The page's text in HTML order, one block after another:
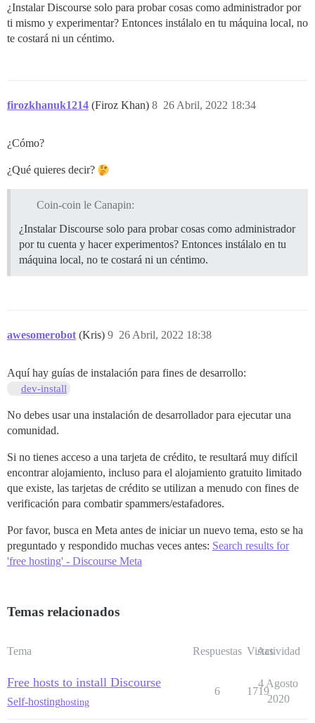
¿Instalar Discourse solo para probar cosas como administrador por
ti mismo y experimentar? Entonces instálalo en tu máquina local, no
te costará ni un céntimo.
firozkhanuk1214 (Firoz Khan) 26 Abril, 2022 18:34
8
¿Cómo?
¿Qué quieres decir?
Coin-coin le Canapin:
¿Instalar Discourse solo para probar cosas como administrador
por tu cuenta y hacer experimentos? Entonces instálalo en tu
máquina local, no te costará ni un céntimo.
awesomerobot (Kris) 26 Abril, 2022 18:38
9
Aquí hay guías de instalación para fines de desarrollo:
dev-install
No debes usar una instalación de desarrollador para ejecutar una
comunidad.
Si no tienes acceso a una tarjeta de crédito, te resultará muy difícil
encontrar alojamiento, incluso para el alojamiento gratuito limitado
que existe, las tarjetas de crédito se utilizan a menudo con fines de
verificación para combatir spammers/estafadores.
Por favor, busca en Meta antes de iniciar un nuevo tema, esto se ha
preguntado y respondido muchas veces antes: Search results for
'free hosting' - Discourse Meta
Temas relacionados
Tema Respuestas Vistas
Actividad
Free hosts to install Discourse
Self-hostinghosting
6 1719
4 Agosto
2020